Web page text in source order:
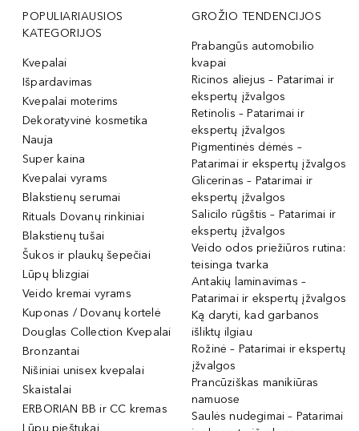
POPULIARIAUSIOS
KATEGORIJOS
Kvepalai
Išpardavimas
Kvepalai moterims
Dekoratyvinė kosmetika
Nauja
Super kaina
Kvepalai vyrams
Blakstienų serumai
Rituals Dovanų rinkiniai
Blakstienų tušai
Šukos ir plaukų šepečiai
Lūpų blizgiai
Veido kremai vyrams
Kuponas / Dovanų kortelė
Douglas Collection Kvepalai
Bronzantai
Nišiniai unisex kvepalai
Skaistalai
ERBORIAN BB ir CC kremas
Lūpų pieštukai
GROŽIO TENDENCIJOS
Prabangūs automobilio
kvapai
Ricinos aliejus – Patarimai ir
ekspertų įžvalgos
Retinolis – Patarimai ir
ekspertų įžvalgos
Pigmentinės dėmės –
Patarimai ir ekspertų įžvalgos
Glicerinas – Patarimai ir
ekspertų įžvalgos
Salicilo rūgštis – Patarimai ir
ekspertų įžvalgos
Veido odos priežiūros rutina:
teisinga tvarka
Antakių laminavimas –
Patarimai ir ekspertų įžvalgos
Ką daryti, kad garbanos
išliktų ilgiau
Rožinė – Patarimai ir ekspertų
įžvalgos
Prancūziškas manikiūras
namuose
Saulės nudegimai – Patarimai